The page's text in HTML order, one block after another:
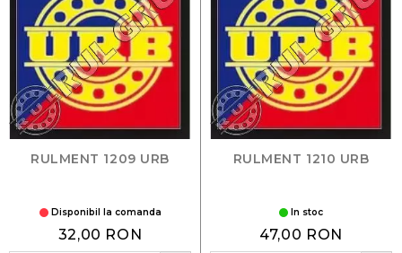
RULMENT 1209 URB
Disponibil la comanda
32,00 RON
RULMENT 1210 URB
In stoc
47,00 RON